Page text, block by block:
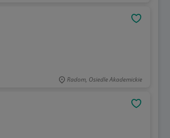
Radom, Osiedle Akademickie